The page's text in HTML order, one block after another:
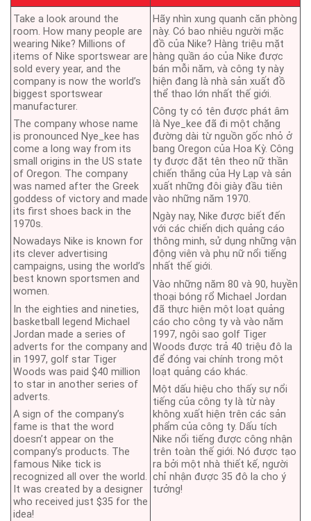
Take a look around the
room. How many people are
wearing Nike? Millions of
items of Nike sportswear are
sold every year, and the
company is now the world’s
biggest sportswear
manufacturer.
The company whose name
is pronounced Nye_kee has
come a long way from its
small origins in the US state
of Oregon. The company
was named after the Greek
goddess of victory and made
its first shoes back in the
1970s.
Nowadays Nike is known for
its clever advertising
campaigns, using the world’s
best known sportsmen and
women.
In the eighties and nineties,
basketball legend Michael
Jordan made a series of
adverts for the company and
in 1997, golf star Tiger
Woods was paid $40 million
to star in another series of
adverts.
A sign of the company’s
fame is that the word
doesn’t appear on the
company’s products. The
famous Nike tick is
recognized all over the world.
It was created by a designer
who received just $35 for the
idea!
Hãy nhìn xung quanh căn phòng
này. Có bao nhiêu người mặc
đồ của Nike? Hàng triệu mặt
hàng quần áo của Nike được
bán mỗi năm, và công ty này
hiện đang là nhà sản xuất đồ
thể thao lớn nhất thế giới.
Công ty có tên được phát âm
là Nye_kee đã đi một chặng
đường dài từ nguồn gốc nhỏ ở
bang Oregon của Hoa Kỳ. Công
ty được đặt tên theo nữ thần
chiến thắng của Hy Lạp và sản
xuất những đôi giày đầu tiên
vào những năm 1970.
Ngày nay, Nike được biết đến
với các chiến dịch quảng cáo
thông minh, sử dụng những vận
động viên và phụ nữ nổi tiếng
nhất thế giới.
Vào những năm 80 và 90, huyền
thoại bóng rổ Michael Jordan
đã thực hiện một loạt quảng
cáo cho công ty và vào năm
1997, ngôi sao golf Tiger
Woods được trả 40 triệu đô la
để đóng vai chính trong một
loạt quảng cáo khác.
Một dấu hiệu cho thấy sự nổi
tiếng của công ty là từ này
không xuất hiện trên các sản
phẩm của công ty. Dấu tích
Nike nổi tiếng được công nhận
trên toàn thế giới. Nó được tạo
ra bởi một nhà thiết kế, người
chỉ nhận được 35 đô la cho ý
tưởng!